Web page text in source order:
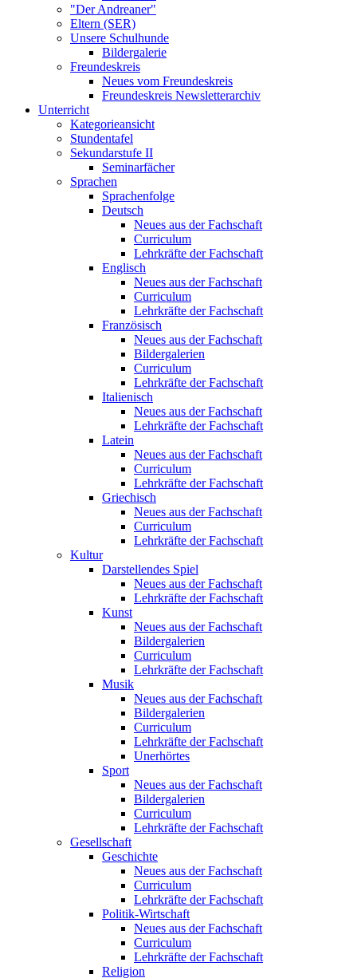
"Der Andreaner"
Eltern (SER)
Unsere Schulhunde
Bildergalerie
Freundeskreis
Neues vom Freundeskreis
Freundeskreis Newsletterarchiv
Unterricht
Kategorieansicht
Stundentafel
Sekundarstufe II
Seminarfächer
Sprachen
Sprachenfolge
Deutsch
Neues aus der Fachschaft
Curriculum
Lehrkräfte der Fachschaft
Englisch
Neues aus der Fachschaft
Curriculum
Lehrkräfte der Fachschaft
Französisch
Neues aus der Fachschaft
Bildergalerien
Curriculum
Lehrkräfte der Fachschaft
Italienisch
Neues aus der Fachschaft
Lehrkräfte der Fachschaft
Latein
Neues aus der Fachschaft
Curriculum
Lehrkräfte der Fachschaft
Griechisch
Neues aus der Fachschaft
Curriculum
Lehrkräfte der Fachschaft
Kultur
Darstellendes Spiel
Neues aus der Fachschaft
Lehrkräfte der Fachschaft
Kunst
Neues aus der Fachschaft
Bildergalerien
Curriculum
Lehrkräfte der Fachschaft
Musik
Neues aus der Fachschaft
Bildergalerien
Curriculum
Lehrkräfte der Fachschaft
Unerhörtes
Sport
Neues aus der Fachschaft
Bildergalerien
Curriculum
Lehrkräfte der Fachschaft
Gesellschaft
Geschichte
Neues aus der Fachschaft
Curriculum
Lehrkräfte der Fachschaft
Politik-Wirtschaft
Neues aus der Fachschaft
Curriculum
Lehrkräfte der Fachschaft
Religion